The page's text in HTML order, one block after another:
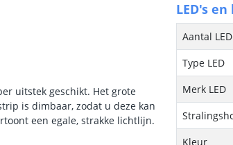
uitstek geschikt. Het grote
is dimbaar, zodat u deze kan
een egale, strakke lichtlijn.
LED's
Aantal
Type LED
Merk LED
Kleur